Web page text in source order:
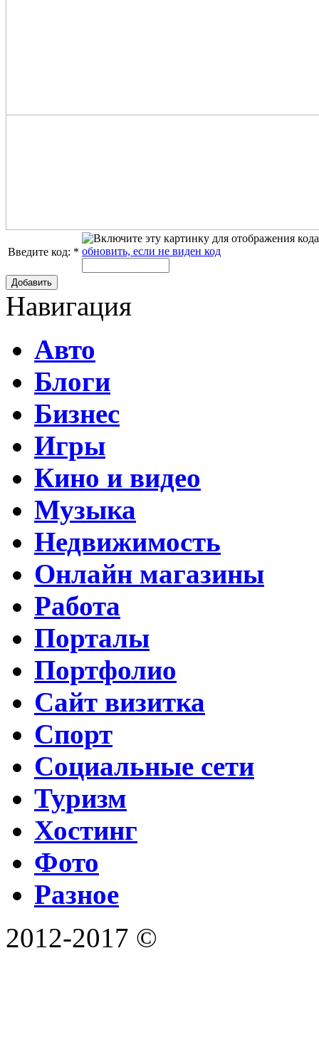
Введите код: * обновить, если не виден код
Добавить
Навигация
Авто
Блоги
Бизнес
Игры
Кино и видео
Музыка
Недвижимость
Онлайн магазины
Работа
Порталы
Портфолио
Сайт визитка
Спорт
Социальные сети
Туризм
Хостинг
Фото
Разное
2012-2017 ©